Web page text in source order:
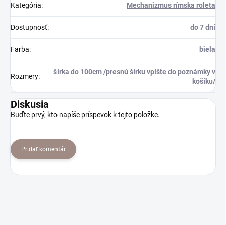
Kategória: Mechanizmus rímska roleta
Dostupnosť: do 7 dní
Farba: biela
Rozmery:
šírka do 100cm /presnú šírku vpíšte do poznámky v
košíku/
Diskusia
Buďte prvý, kto napíše príspevok k tejto položke.
Pridať komentár